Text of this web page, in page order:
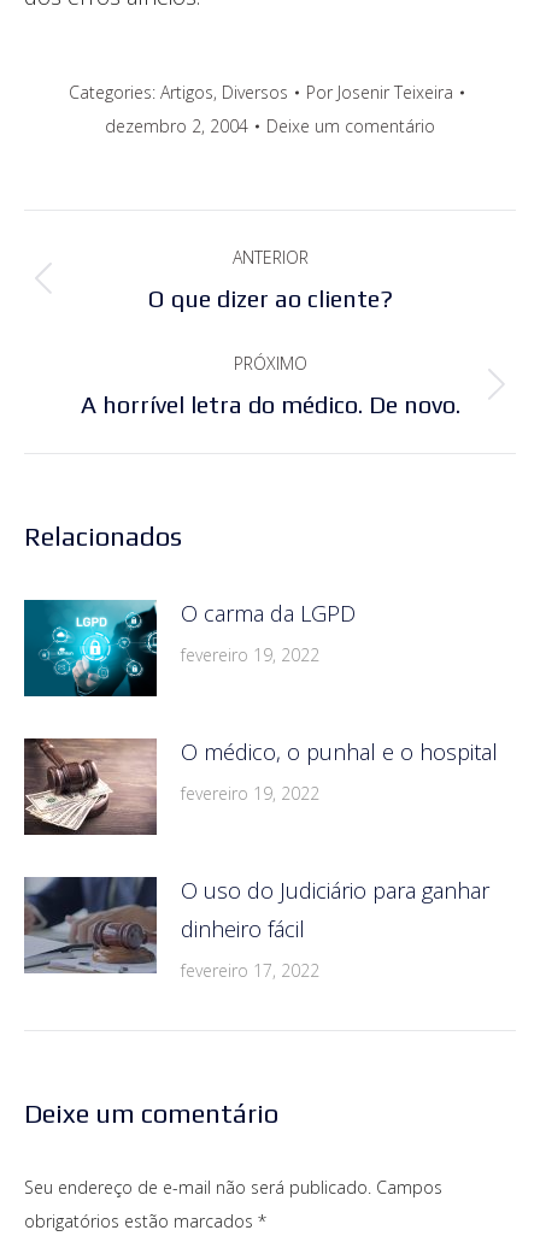
Categories: Artigos, Diversos Por Josenir Teixeira
dezembro 2, 2004
Deixe um comentário
de
ANTERIOR
Post
O que dizer ao cliente?
PRÓXIMO
Próximo
A horrível letra do médico. De novo.
Relacionados
O carma da LGPD
fevereiro 19, 2022
O médico, o punhal e o hospital
fevereiro 19, 2022
O uso do Judiciário para ganhar
dinheiro fácil
fevereiro 17, 2022
Deixe um comentário
Seu endereço de e-mail não será publicado. Campos
obrigatórios estão marcados *